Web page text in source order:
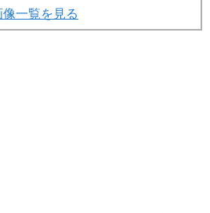
像一覧を見る